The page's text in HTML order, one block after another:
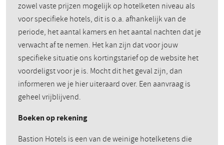
zowel vaste prijzen mogelijk op hotelketen niveau als
voor specifieke hotels, dit is o.a. afhankelijk van de
periode, het aantal kamers en het aantal nachten dat je
verwacht af te nemen. Het kan zijn dat voor jouw
specifieke situatie ons kortingstarief op de website het
voordeligst voor je is. Mocht dit het geval zijn, dan
informeren we je hier uiteraard over. Een aanvraag is
geheel vrijblijvend.
Boeken op rekening
Bastion Hotels is een van de weinige hotelketens die